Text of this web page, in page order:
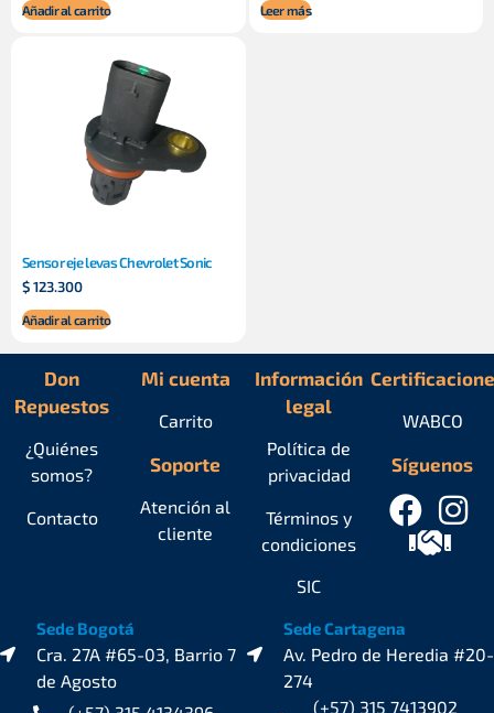
Añadir al carrito Leer más
Sensor eje levas Chevrolet Sonic
$123.300
Añadir al carrito
Don
Repuestos
¿Quiénes
somos?
Contacto
Mi cuenta
Carrito
Soporte
Atención al
cliente
Información
legal
Política de
privacidad
Términos y
condiciones
SIC
Síguenos
WABCO
Sede Bogotá
Cra. 27A #65-03, Barrio 7
de Agosto
Sede Cartagena
Av. Pedro de Heredia #20-
274
(+57) 315 7413902